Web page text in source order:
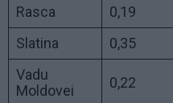
Rasca
0,19
Slatina
0,35
Vadu
Moldovei
0,22